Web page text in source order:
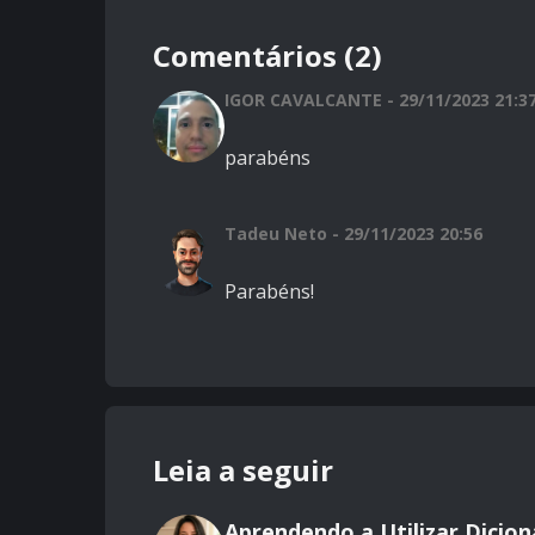
Comentários (2)
IGOR CAVALCANTE - 29/11/2023
parabéns
Tadeu Neto - 29/11/2023 20:56
Parabéns!
Leia a seguir